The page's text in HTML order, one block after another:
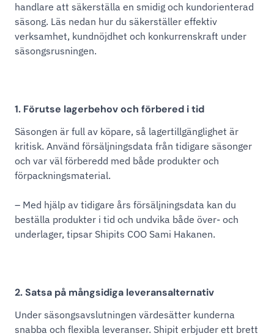
handlare att säkerställa en smidig och kundorienterad
säsong. Läs nedan hur du säkerställer effektiv
verksamhet, kundnöjdhet och konkurrenskraft under
säsongsrusningen.
1. Förutse lagerbehov och förbered i tid
Säsongen är full av köpare, så lagertillgänglighet är
kritisk. Använd försäljningsdata från tidigare säsonger
och var väl förberedd med både produkter och
förpackningsmaterial.
– Med hjälp av tidigare års försäljningsdata kan du
beställa produkter i tid och undvika både över- och
underlager, tipsar Shipits COO Sami Hakanen.
2. Satsa på mångsidiga leveransalternativ
Under säsongsavslutningen värdesätter kunderna
snabba och flexibla leveranser. Shipit erbjuder ett brett